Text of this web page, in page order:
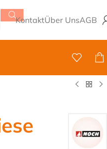
KontaktÜber UnsAGB